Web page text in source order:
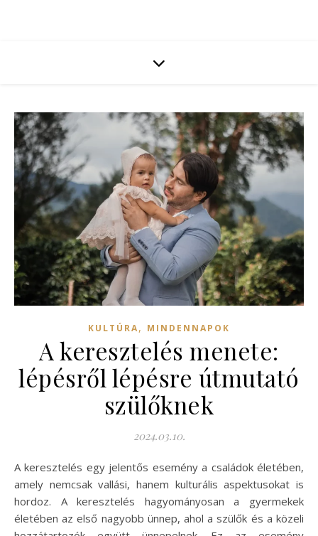
KULTÚRA, MINDENNAPOK
A keresztelés menete:
lépésről lépésre útmutató
szülőknek
2024.03.10.
A keresztelés egy jelentős esemény a családok életében,
amely nemcsak vallási, hanem kulturális aspektusokat is
hordoz. A keresztelés hagyományosan a gyermekek
életében az első nagyobb ünnep, ahol a szülők és a közeli